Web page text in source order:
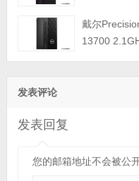
丨三年质保）
戴尔
13700
发表评论
发表回复
您的邮箱地址不会被公开